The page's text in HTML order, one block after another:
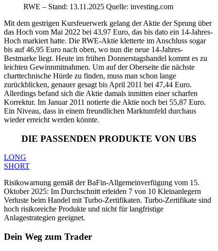
RWE – Stand: 13.11.2025 Quelle: investing.com
Mit dem gestrigen Kursfeuerwerk gelang der Aktie der Sprung über
das Hoch vom Mai 2022 bei 43,97 Euro, das bis dato ein 14-Jahres-
Hoch markiert hatte. Die RWE-Aktie kletterte im Anschluss sogar
bis auf 46,95 Euro nach oben, wo nun die neue 14-Jahres-
Bestmarke liegt. Heute im frühen Donnerstagshandel kommt es zu
leichten Gewinnmitnahmen. Um auf der Oberseite die nächste
charttechnische Hürde zu finden, muss man schon lange
zurückblicken, genauer gesagt bis April 2011 bei 47,44 Euro.
Allerdings befand sich die Aktie damals inmitten einer scharfen
Korrektur. Im Januar 2011 notierte die Aktie noch bei 55,87 Euro.
Ein Niveau, dass in einem freundlichen Marktumfeld durchaus
wieder erreicht werden könnte.
DIE PASSENDEN PRODUKTE VON UBS
LONG
SHORT
Risikowarnung gemäß der BaFin-Allgemeinverfügung vom 15.
Oktober 2025: Im Durchschnitt erleiden 7 von 10 Kleinanlegern
Verluste beim Handel mit Turbo-Zertifikaten. Turbo-Zertifikate sind
hoch risikoreiche Produkte und nicht für langfristige
Anlagestrategien geeignet.
Dein Weg zum Trader